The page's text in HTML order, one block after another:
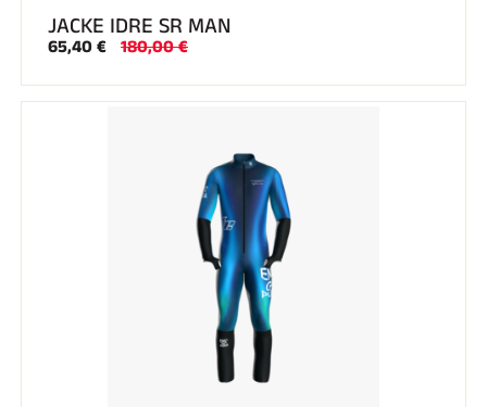
JACKE IDRE SR MAN
65,40 € 180,00 €